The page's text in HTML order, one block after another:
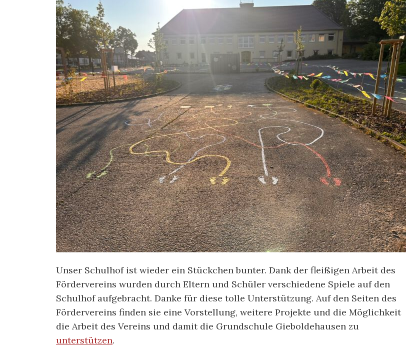
Unser Schulhof ist wieder ein Stückchen bunter. Dank der fleißigen Arbeit des
Fördervereins wurden durch Eltern und Schüler verschiedene Spiele auf den
Schulhof aufgebracht. Danke für diese tolle Unterstützung. Auf den Seiten des
Fördervereins finden sie eine Vorstellung, weitere Projekte und die Möglichkeit
die Arbeit des Vereins und damit die Grundschule Gieboldehausen zu
unterstützen.